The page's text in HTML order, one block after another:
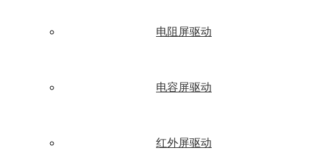
电阻屏驱动
电容屏驱动
红外屏驱动